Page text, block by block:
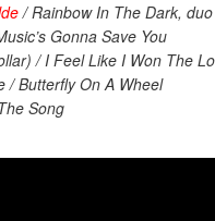
/ Rainbow In The Dark,
Gonna Save You
/ I Feel Like I Won The
/ Butterfly On A Wheel
Song